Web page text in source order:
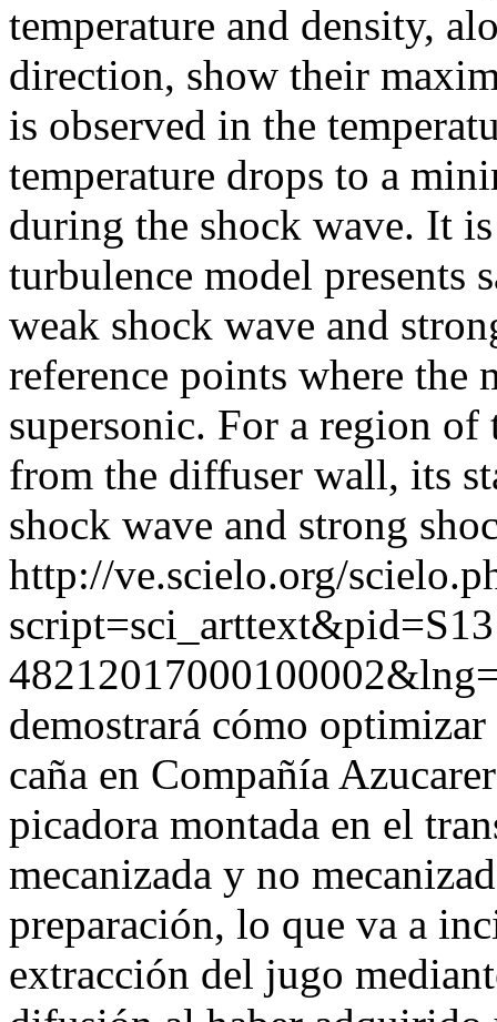
temperature and density,
direction, show their
is observed in the
temperature drops to a
during the shock wave. It
turbulence model presents
weak shock wave and
reference points where
supersonic. For a region
from the diffuser wall, its
shock wave and strong
http://ve.scielo.org/
demostrará cómo
caña en Compañía
picadora montada en el
mecanizada y no
preparación, lo que va a
extracción del jugo